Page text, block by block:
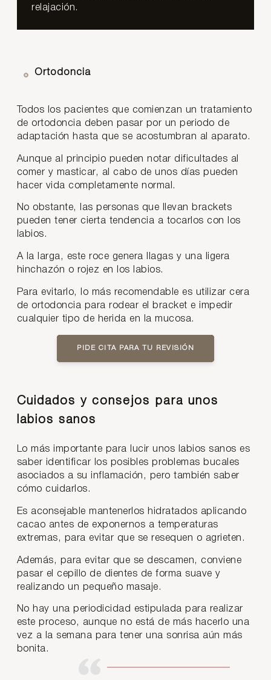
relajación.
Ortodoncia
Todos los pacientes que comienzan un tratamiento
de ortodoncia deben pasar por un periodo de
adaptación hasta que se acostumbran al aparato.
Aunque al principio pueden notar dificultades al
comer y masticar, al cabo de unos días pueden
hacer vida completamente normal.
No obstante, las personas que llevan brackets
pueden tener cierta tendencia a tocarlos con los
labios.
A la larga, este roce genera llagas y una ligera
hinchazón o rojez en los labios.
Para evitarlo, lo más recomendable es utilizar cera
de ortodoncia para rodear el bracket e impedir
cualquier tipo de herida en la mucosa.
PIDE CITA PARA TU REVISIÓN
Cuidados y consejos para unos
labios sanos
Lo más importante para lucir unos labios sanos es
saber identificar los posibles problemas bucales
asociados a su inflamación, pero también saber
cómo cuidarlos.
Es aconsejable mantenerlos hidratados aplicando
cacao antes de exponernos a temperaturas
extremas, para evitar que se resequen o agrieten.
Además, para evitar que se descamen, conviene
pasar el cepillo de dientes de forma suave y
realizando un pequeño masaje.
No hay una periodicidad estipulada para realizar
este proceso, aunque no está de más hacerlo una
vez a la semana para tener una sonrisa aún más
bonita.